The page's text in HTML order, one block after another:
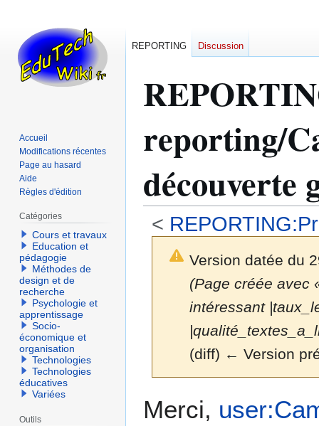
reporting/
découverte
<
Version datée du
(Page créée avec
intéressant
(diff) ← Version
Merci,
REPORTING Discussion
Accueil
Modifications récentes
Page au hasard
Aide
Règles d'édition
Catégories
Cours et travaux
Education et
pédagogie
Méthodes de
design et de
recherche
Psychologie et
apprentissage
Socio-
économique et
organisation
Technologies
Technologies
éducatives
Variées
Outils